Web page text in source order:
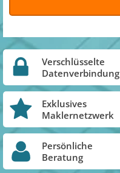
Verschlüsselte
Datenverbindung
Exklusives
Maklernetzwerk
Persönliche
Beratung